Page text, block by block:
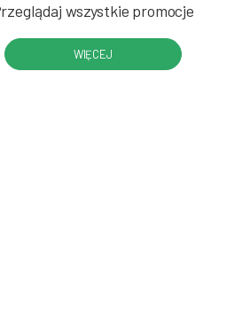
wszystkie promocje
WIĘCEJ